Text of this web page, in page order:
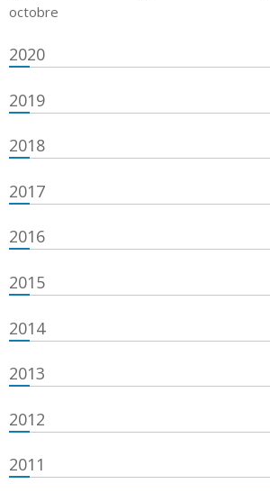
octobre
2020
2019
2018
2017
2016
2015
2014
2013
2012
2011